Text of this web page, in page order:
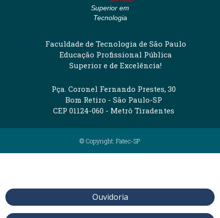
Superior em
Tecnologia
Faculdade de Tecnologia de São Paulo
Educação Profissional Pública
Superior e de Excelência!
Pça. Coronel Fernando Prestes, 30
Bom Retiro - São Paulo-SP
CEP 01124-060 - Metrô Tiradentes
© Copyright: Fatec-SP
Ouvidoria